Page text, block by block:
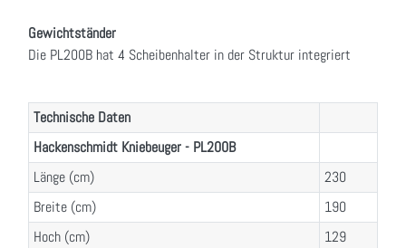
Gewichtständer
Die PL200B hat 4 Scheibenhalter in der Struktur integriert
Technische Daten
Hackenschmidt Kniebeuger - PL200B
Länge (cm)
230
Breite (cm)
190
Hoch (cm)
129